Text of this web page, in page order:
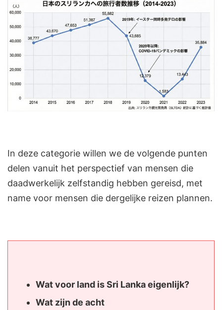
In deze categorie willen we de volgende punten
delen vanuit het perspectief van mensen die
daadwerkelijk zelfstandig hebben gereisd, met
name voor mensen die dergelijke reizen plannen.
Wat voor land is Sri Lanka eigenlijk?
Wat zijn de acht